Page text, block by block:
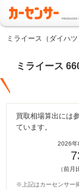
ミライース（ダイハ
ミライース
買取相場算出には
ています。
2026年
（前月
※上記はカーセンサー